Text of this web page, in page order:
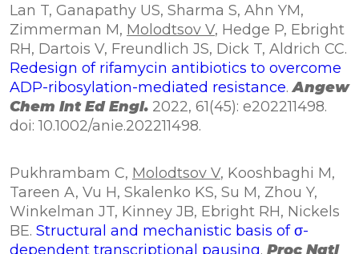
Lan T, Ganapathy US, Sharma S, Ahn YM,
Zimmerman M, Molodtsov V, Hedge P, Ebright
RH, Dartois V, Freundlich JS, Dick T, Aldrich CC.
Redesign of rifamycin antibiotics to overcome
ADP-ribosylation-mediated resistance.Angew
Chem Int Ed Engl. 2022, 61(45): e202211498.
doi: 10.1002/anie.202211498.
Pukhrambam C, Molodtsov V, Kooshbaghi M,
Tareen A, Vu H, Skalenko KS, Su M, Zhou Y,
Winkelman JT, Kinney JB, Ebright RH, Nickels
BE. Structural and mechanistic basis of σ-
dependent transcriptional pausing. Proc Natl